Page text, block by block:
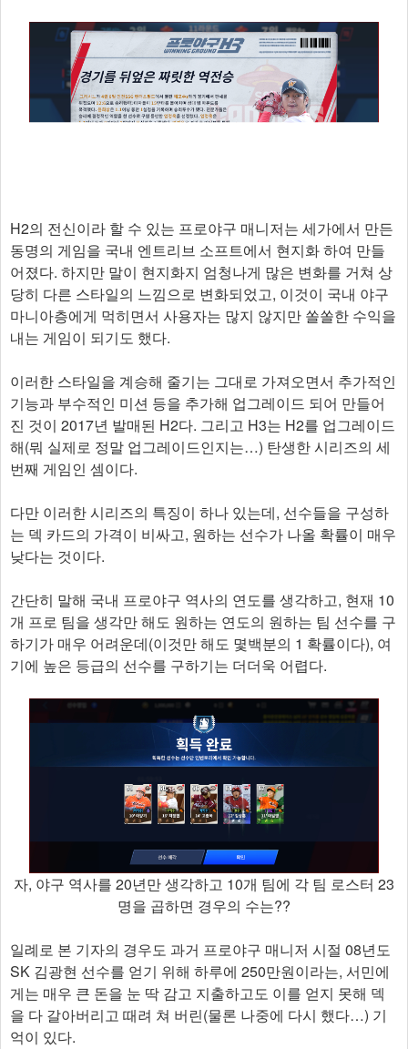
H2의 전신이라 할 수 있는 프로야구 매니저는 세가에서 만든
동명의 게임을 국내 엔트리브 소프트에서 현지화 하여 만들
어졌다. 하지만 말이 현지화지 엄청나게 많은 변화를 거쳐 상
당히 다른 스타일의 느낌으로 변화되었고, 이것이 국내 야구
마니아층에게 먹히면서 사용자는 많지 않지만 쏠쏠한 수익을
내는 게임이 되기도 했다.
이러한 스타일을 계승해 줄기는 그대로 가져오면서 추가적인
기능과 부수적인 미션 등을 추가해 업그레이드 되어 만들어
진 것이 2017년 발매된 H2다. 그리고 H3는 H2를 업그레이드
해(뭐 실제로 정말 업그레이드인지는…) 탄생한 시리즈의 세
번째 게임인 셈이다.
다만 이러한 시리즈의 특징이 하나 있는데, 선수들을 구성하
는 덱 카드의 가격이 비싸고, 원하는 선수가 나올 확률이 매우
낮다는 것이다.
간단히 말해 국내 프로야구 역사의 연도를 생각하고, 현재 10
개 프로 팀을 생각만 해도 원하는 연도의 원하는 팀 선수를 구
하기가 매우 어려운데(이것만 해도 몇백분의 1 확률이다), 여
기에 높은 등급의 선수를 구하기는 더더욱 어렵다.
자, 야구 역사를 20년만 생각하고 10개 팀에 각 팀 로스터 23
명을 곱하면 경우의 수는??
일례로 본 기자의 경우도 과거 프로야구 매니저 시절 08년도
SK 김광현 선수를 얻기 위해 하루에 250만원이라는, 서민에
게는 매우 큰 돈을 눈 딱 감고 지출하고도 이를 얻지 못해 덱
을 다 갈아버리고 때려 쳐 버린(물론 나중에 다시 했다…) 기
억이 있다.